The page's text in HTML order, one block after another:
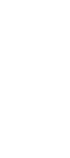
и уже
кабинета
со всеми
АТС в Личном